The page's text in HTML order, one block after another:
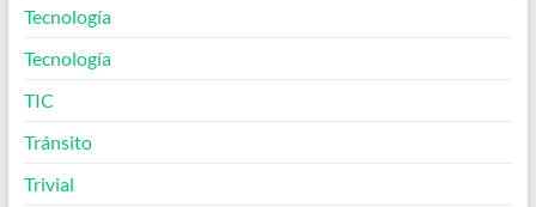
Tecnología
Tecnología
TIC
Tránsito
Trivial